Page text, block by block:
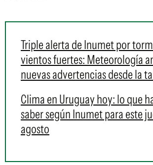
Triple alerta de Inumet por
vientos fuertes: Meteorología
nuevas advertencias desde la
Clima en Uruguay hoy: lo que
saber según Inumet para este
agosto